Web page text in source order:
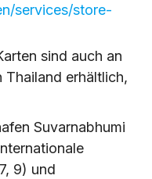
services/store-
sind auch an
Thailand erhältlich,
Suvarnabhumi
9) und